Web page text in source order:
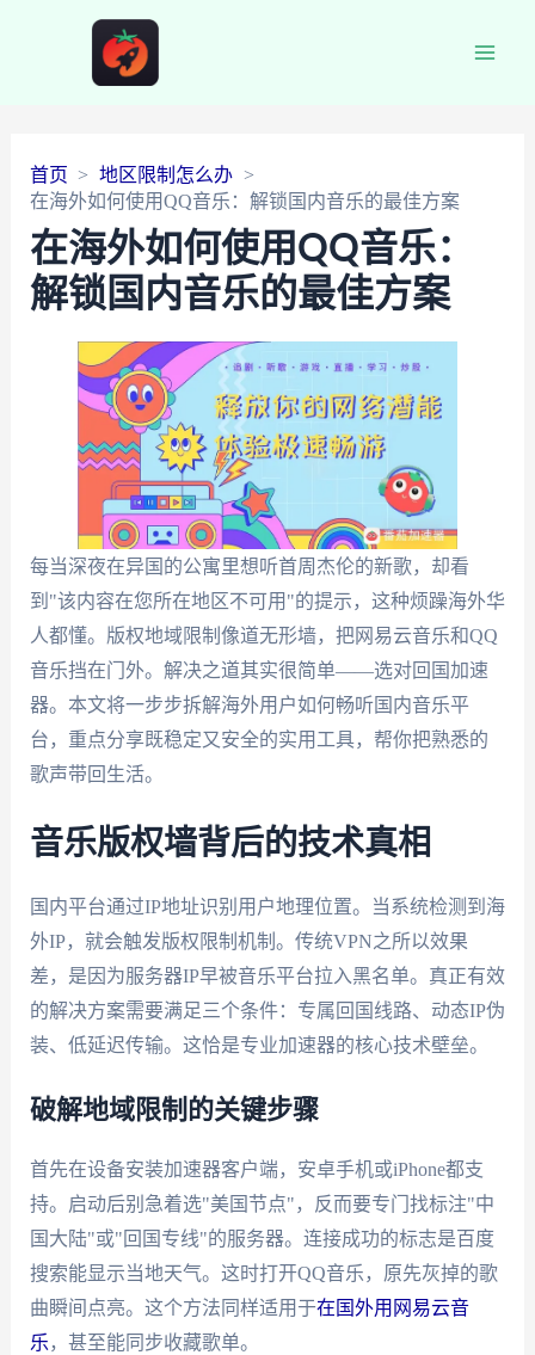
首页
地区限制怎么办
在海外如何使用QQ音乐：解锁国内音乐的最佳方案
在海外如何使用QQ音乐：
解锁国内音乐的最佳方案
每当深夜在异国的公寓里想听首周杰伦的新歌，却看
到"该内容在您所在地区不可用"的提示，这种烦躁海外华
人都懂。版权地域限制像道无形墙，把网易云音乐和QQ
音乐挡在门外。解决之道其实很简单——选对回国加速
器。本文将一步步拆解海外用户如何畅听国内音乐平
台，重点分享既稳定又安全的实用工具，帮你把熟悉的
歌声带回生活。
音乐版权墙背后的技术真相
国内平台通过IP地址识别用户地理位置。当系统检测到海
外IP，就会触发版权限制机制。传统VPN之所以效果
差，是因为服务器IP早被音乐平台拉入黑名单。真正有效
的解决方案需要满足三个条件：专属回国线路、动态IP伪
装、低延迟传输。这恰是专业加速器的核心技术壁垒。
破解地域限制的关键步骤
首先在设备安装加速器客户端，安卓手机或iPhone都支
持。启动后别急着选"美国节点"，反而要专门找标注"中
国大陆"或"回国专线"的服务器。连接成功的标志是百度
搜索能显示当地天气。这时打开QQ音乐，原先灰掉的歌
曲瞬间点亮。这个方法同样适用于在国外用网易云音
乐 ，甚至能同步收藏歌单。